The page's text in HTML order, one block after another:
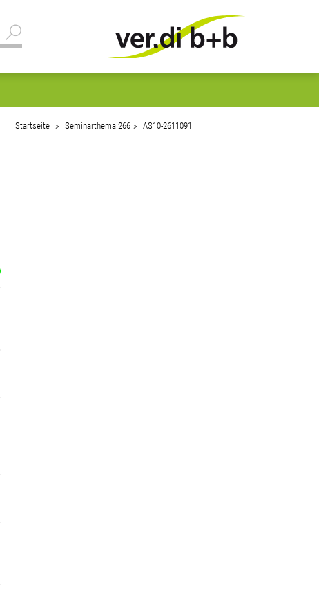
Startseite Seminarthema 266 AS10-2611091